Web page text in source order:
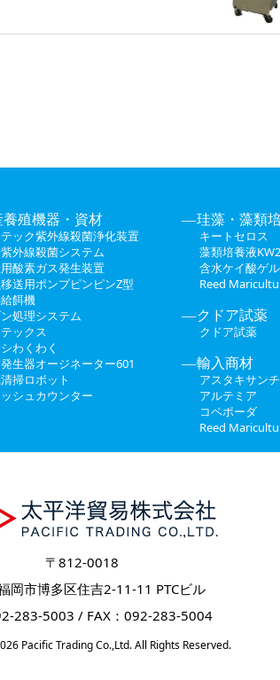
殖機器・資材
ック紫外線殺菌浄化装置
外線殺菌システム
酸素ガス発生装置
送用ポンプピンピンZ型
餌機
処理システム
ックス
わくわく
生器オージネーター601
掃ロボット
シュカウンター
珪藻・藻類
キートセロス
藻類培養液
含水ケイ酸ゲ
Reed
クドア試薬
クドア試薬
輸入商材
アスタキサン
アルテミア
コペポーダ
Reed
〒812-0018
岡市博多区住吉2-11-11 PTCビル
283-5003 / FAX：092-283-5004
Pacific Trading Co.,Ltd.All Rights Reserved.